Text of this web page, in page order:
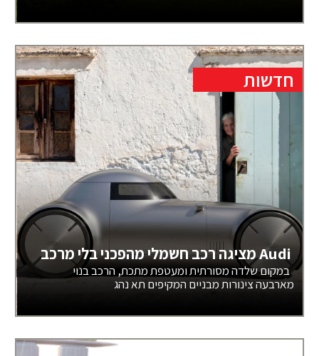
חדשות
במקום שלדה מסורתית ומעטפת מתכת, הרכב בנוי
מארבעה צינורות מבניים המקיפים תא נהג